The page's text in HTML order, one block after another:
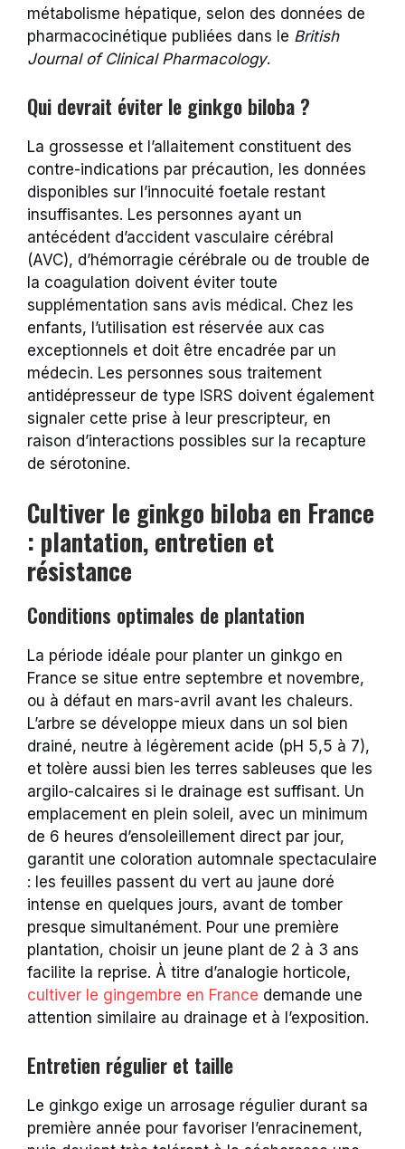
métabolisme hépatique, selon des données de
pharmacocinétique publiées dans le British
Journal of Clinical Pharmacology.
Qui devrait éviter le ginkgo biloba ?
La grossesse et l’allaitement constituent des
contre-indications par précaution, les données
disponibles sur l’innocuité foetale restant
insuffisantes. Les personnes ayant un
antécédent d’accident vasculaire cérébral
(AVC), d’hémorragie cérébrale ou de trouble de
la coagulation doivent éviter toute
supplémentation sans avis médical. Chez les
enfants, l’utilisation est réservée aux cas
exceptionnels et doit être encadrée par un
médecin. Les personnes sous traitement
antidépresseur de type ISRS doivent également
signaler cette prise à leur prescripteur, en
raison d’interactions possibles sur la recapture
de sérotonine.
Cultiver le ginkgo biloba en France
: plantation, entretien et
résistance
Conditions optimales de plantation
La période idéale pour planter un ginkgo en
France se situe entre septembre et novembre,
ou à défaut en mars-avril avant les chaleurs.
L’arbre se développe mieux dans un sol bien
drainé, neutre à légèrement acide (pH 5,5 à 7),
et tolère aussi bien les terres sableuses que les
argilo-calcaires si le drainage est suffisant. Un
emplacement en plein soleil, avec un minimum
de 6 heures d’ensoleillement direct par jour,
garantit une coloration automnale spectaculaire
: les feuilles passent du vert au jaune doré
intense en quelques jours, avant de tomber
presque simultanément. Pour une première
plantation, choisir un jeune plant de 2 à 3 ans
facilite la reprise. À titre d’analogie horticole,
cultiver le gingembre en France demande une
attention similaire au drainage et à l’exposition.
Entretien régulier et taille
Le ginkgo exige un arrosage régulier durant sa
première année pour favoriser l’enracinement,